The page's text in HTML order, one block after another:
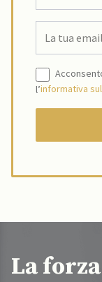
l’informativa
La